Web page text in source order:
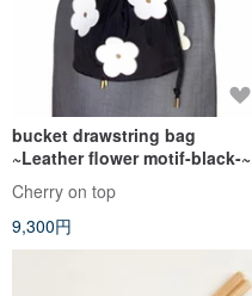
bucket drawstring bag
~Leather flower motif-black-~
Cherry on top
9,300円